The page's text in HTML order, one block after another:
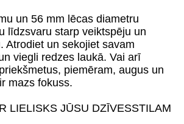
un 56 mm lēcas diametru
līdzsvaru starp veiktspēju un
Atrodiet un sekojiet savam
viegli redzes laukā. Vai arī
piemēram, augus un
mazs fokuss.
LIELISKS JŪSU DZĪVESSTILAM